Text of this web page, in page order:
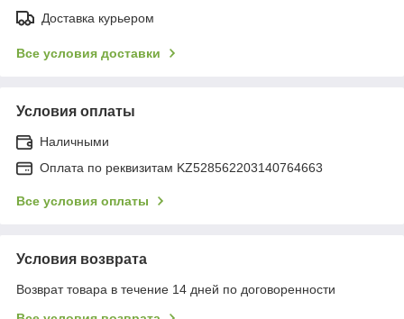
Доставка курьером
Все условия доставки
Условия оплаты
Наличными
Оплата по реквизитам KZ528562203140764663
Все условия оплаты
Условия возврата
Возврат товара в течение 14 дней по договоренности